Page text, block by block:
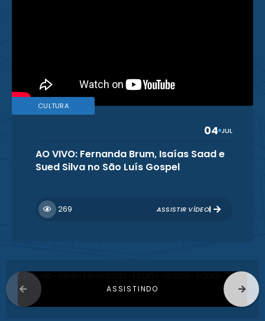
CULTURA
04 JUL
AO VIVO: Fernanda Brum, Isaías Saad e
Sued Silva no São Luís Gospel
269 ASSISTIR VÍDEO